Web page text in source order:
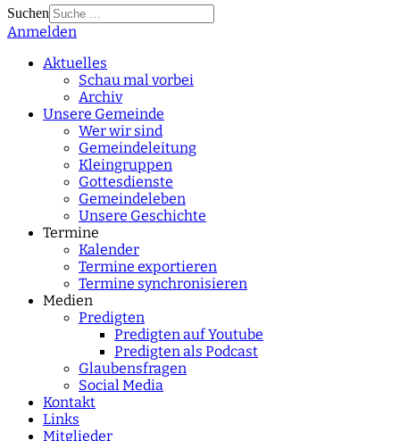
Suchen
Type 2 or more
Anmelden
Aktuelles
Schau mal vorbei
Archiv
Unsere Gemeinde
Wer wir sind
Gemeindeleitung
Kleingruppen
Gottesdienste
Gemeindeleben
Unsere Geschichte
Termine
Kalender
Termine exportieren
Termine synchronisieren
Medien
Predigten
Predigten auf Youtube
Predigten als Podcast
Glaubensfragen
Social Media
Kontakt
Links
Mitglieder